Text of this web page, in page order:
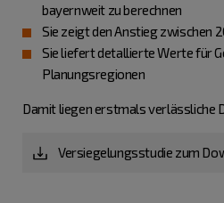
bayernweit zu berechnen
Sie zeigt den Anstieg zwischen
Sie liefert detallierte Werte für
Planungsregionen
Damit liegen erstmals verlässliche
Versiegelungsstudie zum